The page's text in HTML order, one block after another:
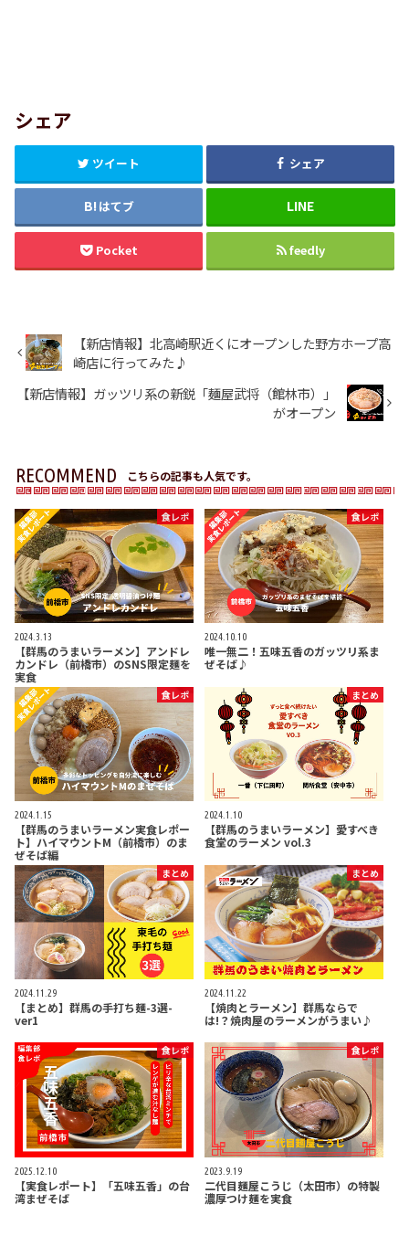
シェア
ツイート シェア
はてブ
Pocket feedly
【新店情報】北高崎駅近くにオープンした野方ホープ高
崎店に行ってみた♪
【新店情報】ガッツリ系の新鋭「麺屋武将（館林市）」
がオープン
RECOMMEND こちらの記事も人気です。
食レポ
2024.3.13
【群馬のうまいラーメン】アンドレ
カンドレ（前橋市）のSNS限定麺を
実食
食レポ
2024.10.10
唯一無二！五味五香のガッツリ系ま
ぜそば♪
食レポ
2024.1.15
【群馬のうまいラーメン実食レポー
ト】ハイマウントM（前橋市）のま
ぜそば編
まとめ
2024.1.10
【群馬のうまいラーメン】愛すべき
食堂のラーメン vol.3
まとめ
2024.11.29
【まとめ】群馬の手打ち麺-3選-
ver1
まとめ
2024.11.22
【焼肉とラーメン】群馬ならで
は!？焼肉屋のラーメンがうまい♪
食レポ
2025.12.10
【実食レポート】「五味五香」の台
湾まぜそば
食レポ
2023.9.19
二代目麺屋こうじ（太田市）の特製
濃厚つけ麺を実食